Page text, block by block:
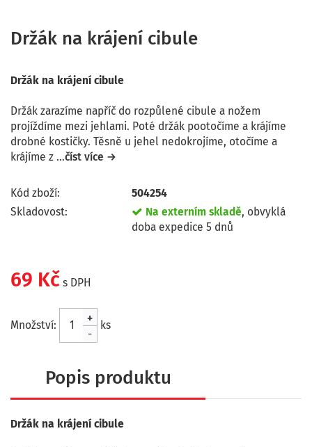
Držák na krájení cibule
Držák na krájení cibule
Držák zarazíme napříč do rozpůlené cibule a nožem
projíždíme mezi jehlami. Poté držák pootočíme a krájíme
drobné kostičky. Těsně u jehel nedokrojíme, otočíme a
krájíme z ...číst více →
Kód zboží:
504254
Skladovost:
Na externím skladě, obvyklá
doba expedice 5 dnů
69 Kč s DPH
Množství:
-
+
ks
Popis produktu
Držák na krájení cibule